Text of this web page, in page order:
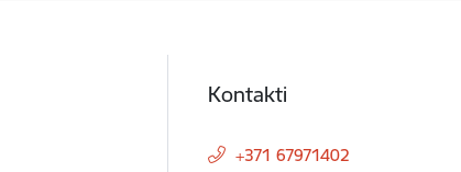
Kontakti
+371 67971402